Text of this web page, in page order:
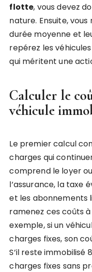
flotte, vous devez
nature. Ensuite,
durée moyenne et
repérez les
qui méritent une
Calculer le
véhicule
Le premier calcul
charges qui
comprend le loyer
l’assurance, la taxe
et les abonnements
ramenez ces coûts à
exemple, si un
charges fixes, son
S’il reste immobilisé
charges fixes sans